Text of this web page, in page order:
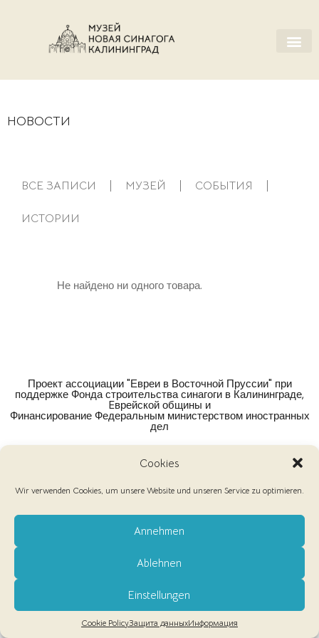
Cookies
Wir verwenden Cookies, um unsere Website und unseren Service zu optimieren.
Annehmen
Ablehnen
Einstellungen
Cookie PolicyЗащита данныхИнформация
НОВОСТИ
ВСЕ ЗАПИСИ МУЗЕЙ СОБЫТИЯ
ИСТОРИИ
Не найдено ни одного товара.
Проект ассоциации "Евреи в Восточной Пруссии" при
поддержке Фонда строительства синагоги в Калининграде,
Eврейской общины и
Финансирование Федеральным министерством иностранных
дел
КОНТАКТЫ